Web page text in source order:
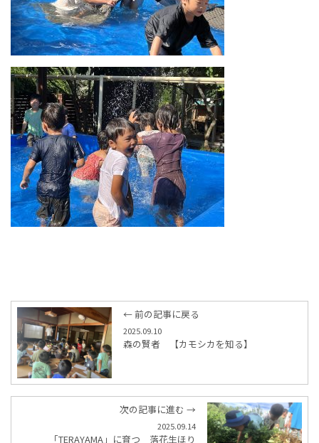
← 前の記事に戻る
2025.09.10
森の賢者 【カモシカを知る】
次の記事に進む →
2025.09.14
「TERAYAMA」に育つ 落花生ほり